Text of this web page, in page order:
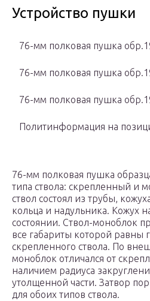
Устройство пушки
76-мм полковая пушка
76-мм полковая пушка
76-мм полковая пушка
Политинформация на
76-мм полковая пушка
типа ствола: скрепленный и
ствол состоял из трубы,
кольца и надульника. Кожух
состоянии. Ствол-моноблок
все габариты которой равны
скрепленного ствола. По
моноблок отличался от
наличием радиуса
утолщенной части. Затвор
для обоих типов ствола.